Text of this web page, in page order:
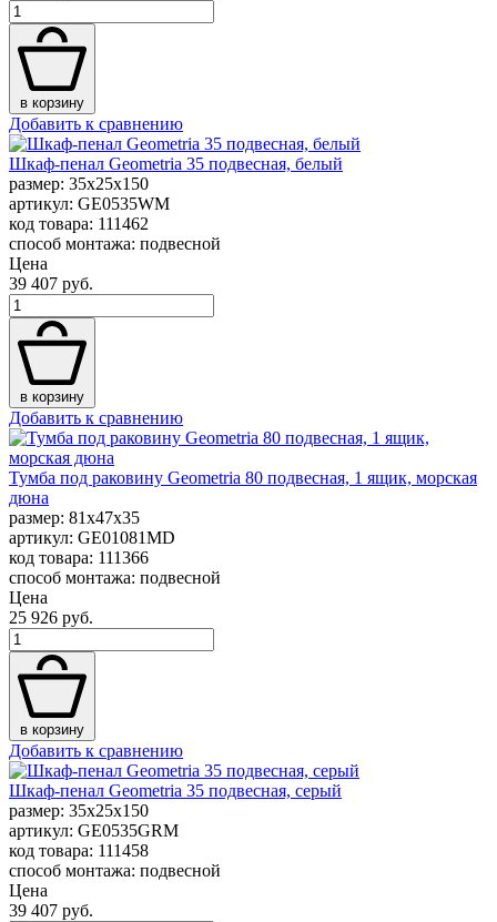
в корзину
Добавить к сравнению
Шкаф-пенал Geometria 35 подвесная, белый
размер: 35x25x150
артикул: GE0535WM
код товара: 111462
способ монтажа: подвесной
Цена
39 407 руб.
в корзину
Добавить к сравнению
Тумба под раковину Geometria 80 подвесная, 1 ящик, морская
дюна
размер: 81x47x35
артикул: GE01081MD
код товара: 111366
способ монтажа: подвесной
Цена
25 926 руб.
в корзину
Добавить к сравнению
Шкаф-пенал Geometria 35 подвесная, серый
размер: 35x25x150
артикул: GE0535GRM
код товара: 111458
способ монтажа: подвесной
Цена
39 407 руб.